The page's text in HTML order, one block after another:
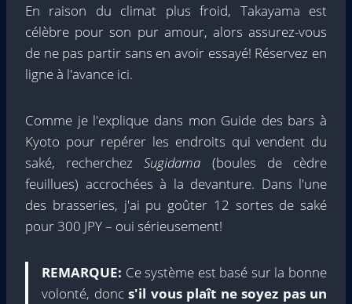
En raison du climat plus froid, Takayama est
célèbre pour son pur amour, alors assurez-vous
de ne pas partir sans en avoir essayé! Réservez en
ligne à l'avance ici.
Comme je l'explique dans mon Guide des bars à
Kyoto pour repérer les endroits qui vendent du
saké, recherchezSugidama (boules de cèdre
feuillues) accrochées à la devanture. Dans l'une
des brasseries, j'ai pu goûter 12 sortes de saké
pour 300 JPY – oui sérieusement!
REMARQUE: Ce système est basé sur la bonne
volonté, donc s'il vous plaît ne soyez pas un